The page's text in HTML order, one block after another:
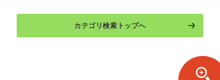
カテゴリ検索トップへ